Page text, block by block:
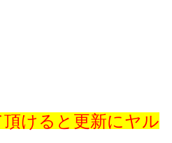
けると更新にヤル